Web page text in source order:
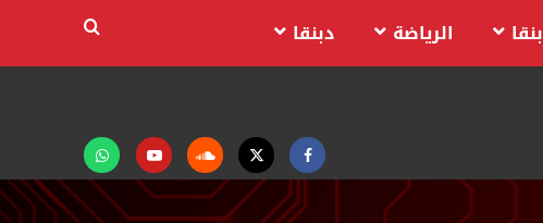
Facebook
Twitter
Soundcloud
Youtubeتابعنا
على
واتساب
الرياضة دبنقا